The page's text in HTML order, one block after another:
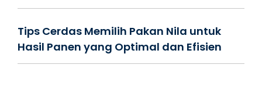
Tips Cerdas Memilih Pakan Nila untuk
Hasil Panen yang Optimal dan Efisien